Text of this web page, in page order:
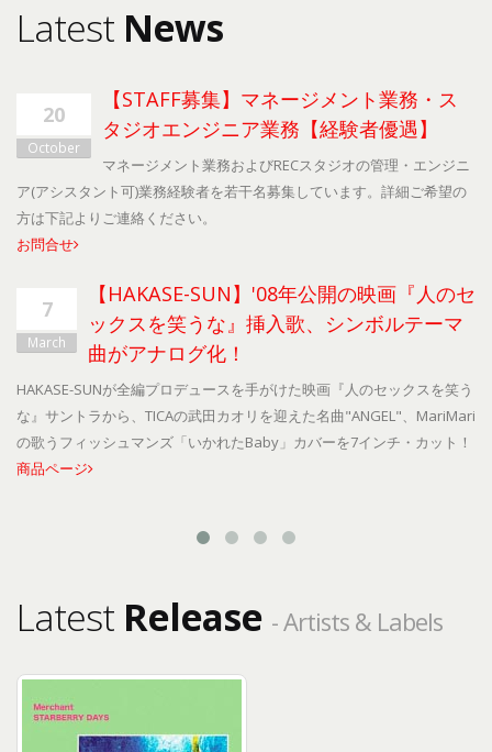
Latest News
20
October
【STAFF募集】マネージメント業務・ス
タジオエンジニア業務【経験者優遇】
マネージメント業務およびRECスタジオの管理・エンジニ
ア(アシスタント可)業務経験者を若干名募集しています。詳細ご希望の
方は下記よりご連絡ください。
お問合せ
7
March
【HAKASE-SUN】'08年公開の映画『人のセ
ックスを笑うな』挿入歌、シンボルテーマ
曲がアナログ化！
HAKASE-SUNが全編プロデュースを手がけた映画『人のセックスを笑う
な』サントラから、TICAの武田カオリを迎えた名曲"ANGEL"、MariMari
の歌うフィッシュマンズ「いかれたBaby」カバーを7インチ・カット！
商品ページ
Latest Release - Artists & Labels